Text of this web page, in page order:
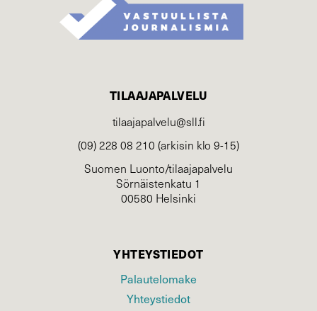
TILAAJAPALVELU
tilaajapalvelu@sll.fi
(09) 228 08 210 (arkisin klo 9-15)
Suomen Luonto/tilaajapalvelu
Sörnäistenkatu 1
00580 Helsinki
YHTEYSTIEDOT
Palautelomake
Yhteystiedot